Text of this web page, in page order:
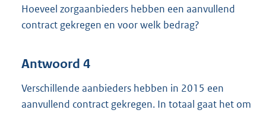
Hoeveel zorgaanbieders hebben een aanvullend
contract gekregen en voor welk bedrag?
Antwoord 4
Verschillende aanbieders hebben in 2015 een
aanvullend contract gekregen. In totaal gaat het om